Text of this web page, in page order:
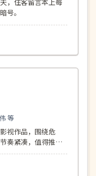
号。
138分钟
等
视作品，围绕危
奏紧凑，值得推荐